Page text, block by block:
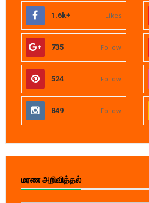
1.6k+ Likes
735 Follow
524 Follow
849 Follow
மரண அறிவித்தல்